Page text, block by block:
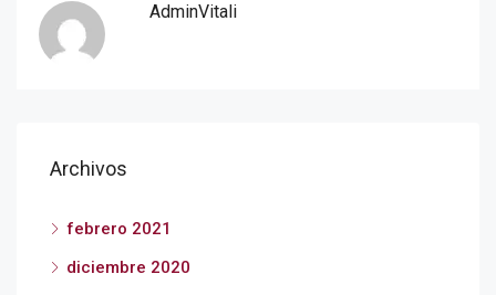
AdminVitali
Archivos
febrero 2021
diciembre 2020